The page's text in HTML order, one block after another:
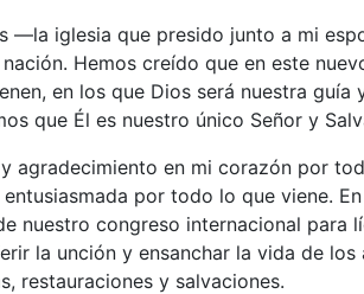
—la iglesia que presido junto a mi
Hemos creído que en este
en los que Dios será nuestra
que Él es nuestro único Señor y
agradecimiento en mi corazón por
por todo lo que viene.
nuestro congreso internacional para
la unción y ensanchar la vida de
restauraciones y salvaciones.